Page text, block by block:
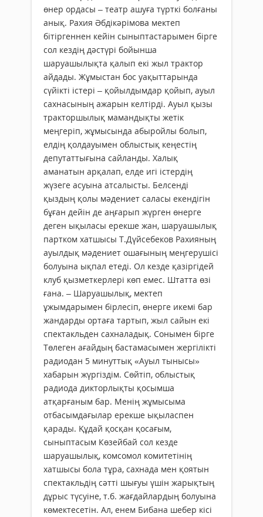
өнер ордасы – театр ашуға түрткі болғаны
анық. Рахия Әбдікәрімова мектеп
бітіргеннен кейін сыныптастарымен бірге
сол кездің дәстүрі бойынша
шаруашылықта қалып екі жыл трактор
айдады. Жұмыстан бос уақыттарында
сүйікті істері – қойылдымдар қойып, ауыл
сахнасының ажарын келтірді. Ауыл қызы
тракторшылық мамандықты жетік
меңгеріп, жұмысында абыройлы болып,
елдің қолдауымен облыстық кеңестің
депутаттығына сайланды. Халық
аманатын арқалап, елде игі істердің
жүзеге асуына атсалысты. Белсенді
қыздың қолы мәдениет саласы екендігін
бұған дейін де аңғарып жүрген өнерге
деген ықыласы ерекше жан, шаруашылық
партком хатшысы Т.Дүйсебеков Рахияның
ауылдық мәдениет ошағының меңгерушісі
болуына ықпал етеді. Ол кезде қазіргідей
клуб қызметкерлері көп емес. Штатта өзі
ғана. – Шаруашылық, мектеп
ұжымдарымен бірлесіп, өнерге икемі бар
жандарды ортаға тартып, жыл сайын екі
спектакльден сахналадық. Сонымен бірге
Төлеген ағайдың бастамасымен жергілікті
радиодан 5 минуттық «Ауыл тынысы»
хабарын жүргіздім. Сөйтіп, облыстық
радиода дикторлықты қосымша
атқарғаным бар. Менің жұмысыма
отбасымдағылар ерекше ықыласпен
қарады. Құдай қосқан қосағым,
сыныптасым Көзейбай сол кезде
шаруашылық, комсомол комитетінің
хатшысы бола тұра, сахнада мен қоятын
спектакльдің сәтті шығуы үшін жарықтың
дұрыс түсуіне, т.б. жағдайлардың болуына
көмектесетін. Ал, енем Бибана шебер кісі